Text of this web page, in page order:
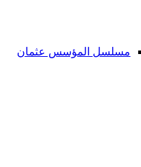
مسلسل المؤسس عثمان